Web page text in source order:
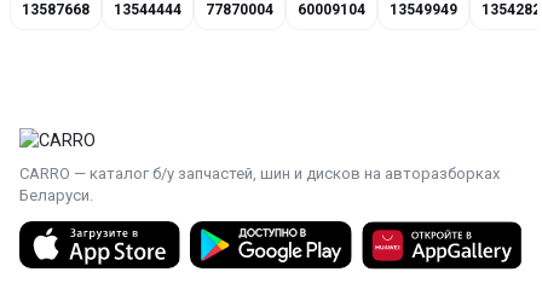
13587668 13544444 77870004 60009104 13549949
CARRO — каталог б/у запчастей, шин и дисков на авторазборках
Беларуси.